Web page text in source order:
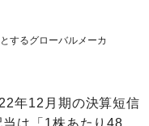
するグローバルメーカ
年12月期の決算短信